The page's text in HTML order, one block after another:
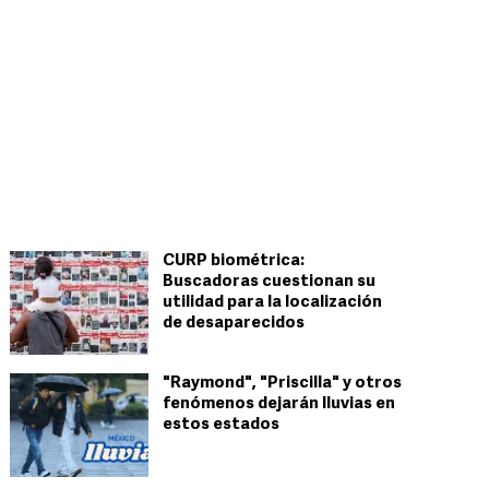
CURP biométrica:
Buscadoras cuestionan su
utilidad para la localización
de desaparecidos
"Raymond", "Priscilla" y otros
fenómenos dejarán lluvias en
estos estados